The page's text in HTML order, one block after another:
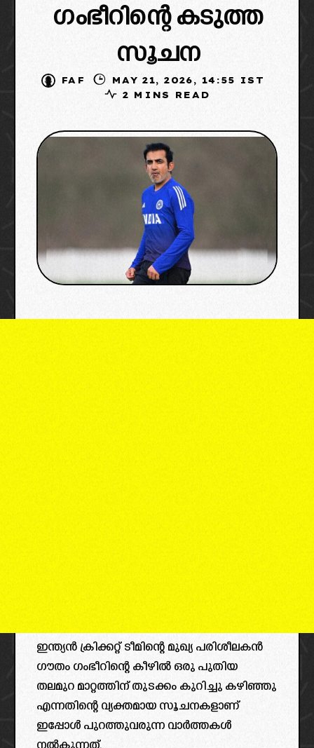
ഗംഭീറിന്റെ കടുത്ത
സൂചന
FAF
MAY 21, 2026, 14:55 IST
2 MINS READ
Gautam Gambhir
ഇന്ത്യൻ ക്രിക്കറ്റ് ടീമിന്റെ മുഖ്യ പരിശീലകൻ
ഗൗതം ഗംഭീറിന്റെ കീഴിൽ ഒരു പുതിയ
തലമുറ മാറ്റത്തിന് തുടക്കം കുറിച്ചു കഴിഞ്ഞു
എന്നതിന്റെ വ്യക്തമായ സൂചനകളാണ്
ഇപ്പോൾ പുറത്തുവരുന്ന വാർത്തകൾ